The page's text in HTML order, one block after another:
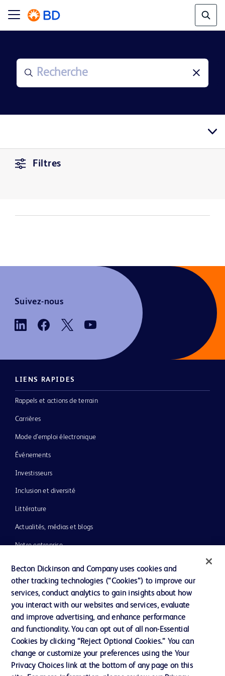
Filtres
Suivez-nous
LIENS RAPIDES
Rappels et actions de terrain
Carrières
Mode d’emploi électronique
Événements
Investisseurs
Inclusion et diversité
Littérature
Actualités, médias et blogs
Notre entreprise
Assistance
Nous contacter
Préférences en matière de cookies
Confidentialité
Becton Dickinson and Company uses cookies and
other tracking technologies (“Cookies”) to improve our
services, conduct analytics to gain insights about how
you interact with our websites and services, evaluate
and improve advertising, and enhance performance
and functionality. You can opt out of all non-Essential
Cookies by clicking “Reject Optional Cookies.” You can
change or customize your preferences using the Your
Privacy Choices link at the bottom of any page on this